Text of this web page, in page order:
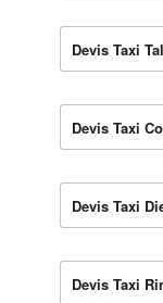
Devis Taxi
Devis Taxi
Devis Taxi
Devis Taxi